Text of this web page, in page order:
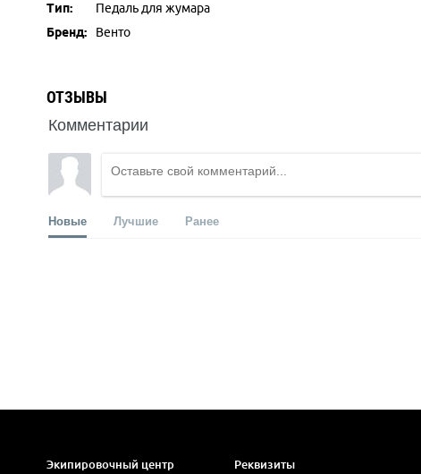
Тип:
Педаль для жумара
Бренд:
Венто
ОТЗЫВЫ
Комментарии
Новые Лучшие Ранее
Экипировочный центр
Реквизиты